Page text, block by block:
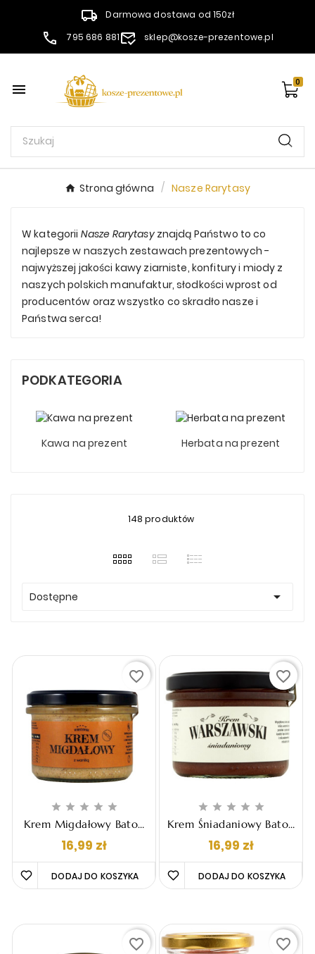
Darmowa dostawa od 150zł
795 686 881
sklep@kosze-prezentowe.pl
 0
Strona główna Nasze Rarytasy
W kategorii Nasze Rarytasyznajdą Państwo to co
najlepsze w naszych zestawach prezentowych -
najwyższej jakości kawy ziarniste, konfitury i miody z
naszych polskich manufaktur, słodkości wprost od
producentów oraz wszystko co skradło nasze i
Państwa serca!
PODKATEGORIA
Kawa na prezent Herbata na prezent
148 produktów
Dostępne 
    
Krem Migdałowy Baton
16,99 złCena
favorite_border
    
Krem Śniadaniowy Baton
16,99 złCena
favorite_border
favorite_border favorite_border